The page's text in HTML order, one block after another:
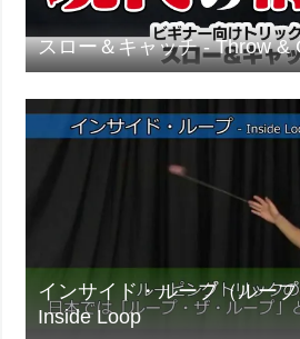
スロー＆キャッチ - Throw &
インサイド・ループ（ルー
Inside Loop